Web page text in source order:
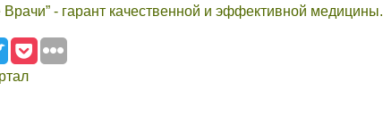
- гарант качественной и эффективной медицины.